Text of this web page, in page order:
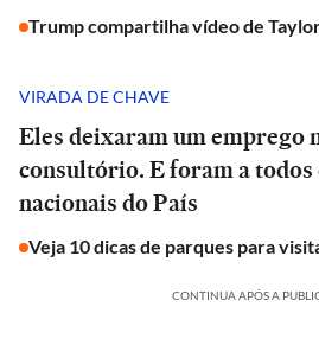
Trump compartilha vídeo de
VIRADA DE CHAVE
Eles deixaram um emprego
consultório. E foram a todos
nacionais do País
Veja 10 dicas de parques para
CONTINUA APÓS A